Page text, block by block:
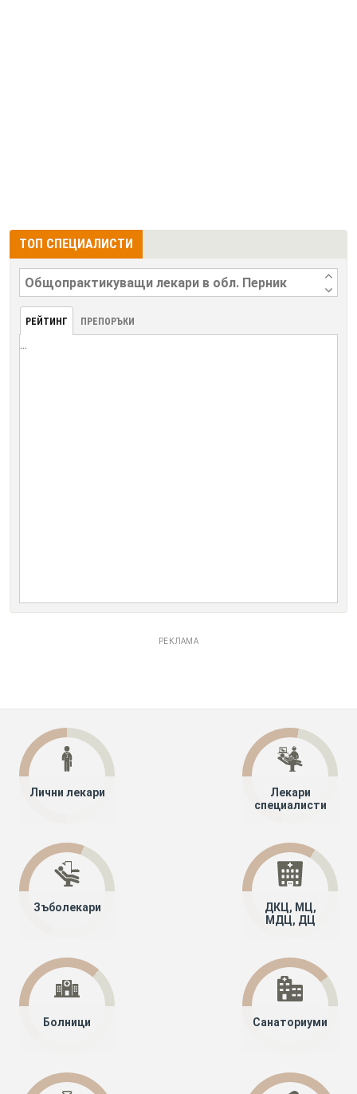
ТОП СПЕЦИАЛИСТИ
РЕЙТИНГ ПРЕПОРЪКИ
...
РЕКЛАМА
Лични лекари
Лекари
специалисти
Зъболекари
ДКЦ, МЦ,
МДЦ, ДЦ
Болници Санаториуми